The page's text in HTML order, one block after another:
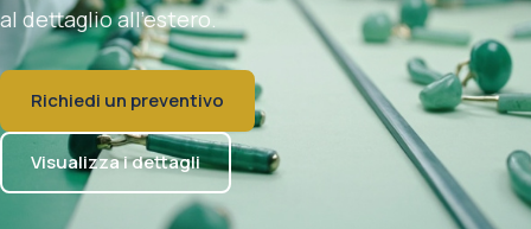
al dettaglio all'estero.
Richiedi un preventivo
Visualizza i dettagli